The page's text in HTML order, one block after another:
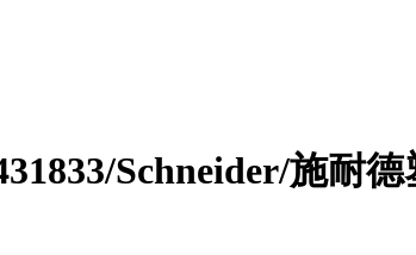
Schneider/施耐